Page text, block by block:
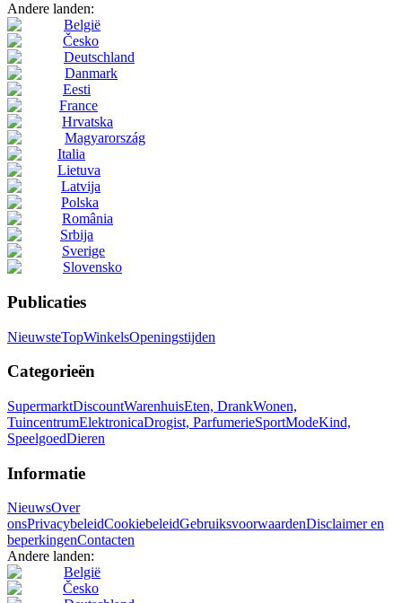
Andere landen:
België
Česko
Deutschland
Danmark
Eesti
France
Hrvatska
Magyarország
Italia
Lietuva
Latvija
Polska
România
Srbija
Sverige
Slovensko
Publicaties
NieuwsteTopWinkelsOpeningstijden
Categorieën
SupermarktDiscountWarenhuisEten, DrankWonen,
TuincentrumElektronicaDrogist, ParfumerieSportModeKind,
SpeelgoedDieren
Informatie
NieuwsOver
onsPrivacybeleidCookiebeleidGebruiksvoorwaardenDisclaimer en
beperkingenContacten
Andere landen:
België
Česko